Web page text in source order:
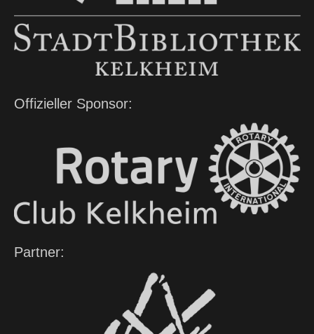
Offizieller Sponsor:
Partner: